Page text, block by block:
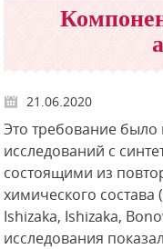
21.06.2020
Это требование было
исследований с
состоящими из
химического состава
Ishizaka, Ishizaka,
исследования